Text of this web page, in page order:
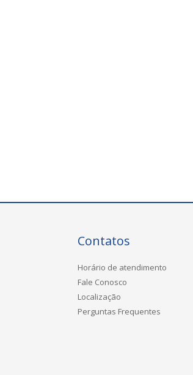
Contatos
Horário de atendimento
Fale Conosco
Localização
Perguntas Frequentes